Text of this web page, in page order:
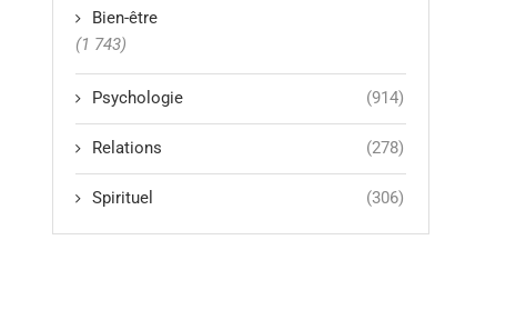
Bien-être
(1 743)
Psychologie (914)
Relations (278)
Spirituel (306)